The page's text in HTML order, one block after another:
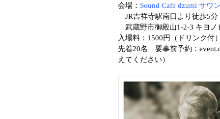
会場： Sound Cafe dzumi サウ
JR吉祥寺駅南口より徒歩5分
武蔵野市御殿山1-2-3 キヨ
入場料：1500円（ドリンク付
先着20名 要事前予約：
えてください）